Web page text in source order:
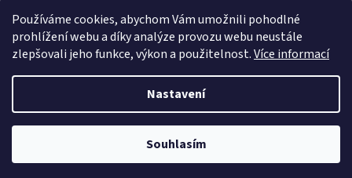
Používáme cookies, abychom Vám umožnili pohodlné
prohlížení webu a díky analýze provozu webu neustále
zlepšovali jeho funkce, výkon a použitelnost.Více informací
Nastavení
Souhlasím
Hodnocení obchodu
Vytvořil Shoptet
Olejwebshop.cz. Všechna práva vyhrazena.